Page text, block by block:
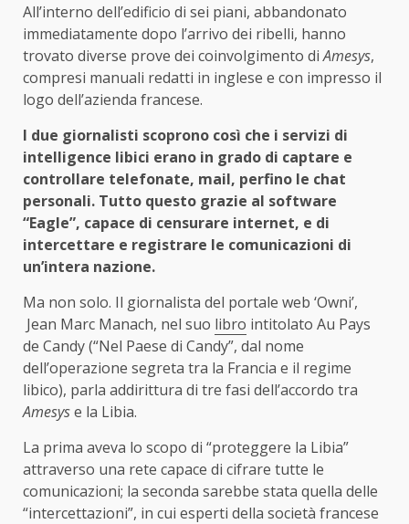
All’interno dell’edificio di sei piani, abbandonato
immediatamente dopo l’arrivo dei ribelli, hanno
trovato diverse prove dei coinvolgimento diAmesys,
compresi manuali redatti in inglese e con impresso il
logo dell’azienda francese.
I due giornalisti scoprono così che i servizi di
intelligence libici erano in grado di captare e
controllare telefonate, mail, perfino le chat
personali. Tutto questo grazie al software
“Eagle”, capace di censurare internet, e di
intercettare e registrare le comunicazioni di
un’intera nazione.
Ma non solo. Il giornalista del portale web ‘Owni’,
Jean Marc Manach, nel suo libro intitolato Au Pays
de Candy (“Nel Paese di Candy”, dal nome
dell’operazione segreta tra la Francia e il regime
libico), parla addirittura di tre fasi dell’accordo tra
Amesyse la Libia.
La prima aveva lo scopo di “proteggere la Libia”
attraverso una rete capace di cifrare tutte le
comunicazioni; la seconda sarebbe stata quella delle
“intercettazioni”, in cui esperti della società francese